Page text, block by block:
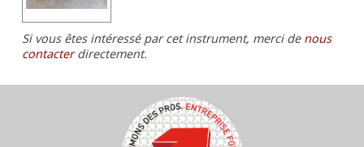
Si vous êtes intéressé par cet instrument, merci de nous
contacterdirectement.